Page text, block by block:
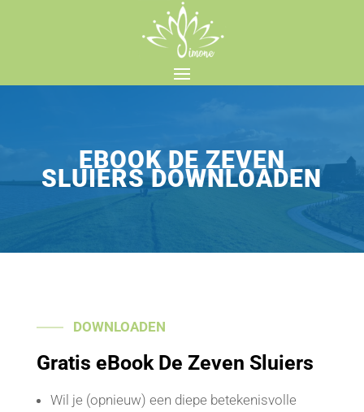
EBOOK DE ZEVEN
SLUIERS DOWNLOADEN
DOWNLOADEN
Gratis eBook De Zeven Sluiers
Wil je (opnieuw) een diepe betekenisvolle